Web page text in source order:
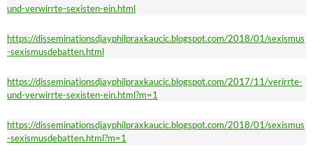
und-verwirrte-sexisten-ein.html
https://disseminationsdjayphilpraxkaucic.blogspot.com/2018/01/sexismus
-sexismusdebatten.html
https://disseminationsdjayphilpraxkaucic.blogspot.com/2017/11/verirrte-
und-verwirrte-sexisten-ein.html?m=1
https://disseminationsdjayphilpraxkaucic.blogspot.com/2018/01/sexismus
-sexismusdebatten.html?m=1